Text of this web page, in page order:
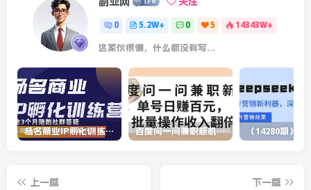
0 5.2W+ 0 5 14343W+
这家伙很懒，什么都没有写...
杨名商业IP孵化训练营，从商业到内容到转化一站式学 价值5980元 百度问一问兼职新机遇，单号日赚百元，批量操作收入翻倍
上一篇 下一篇